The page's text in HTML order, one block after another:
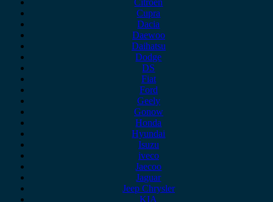
Citroen
Cupra
Dacia
Daewoo
Daihatsu
Dodge
DS
Fiat
Ford
Geely
Gonow
Honda
Hyundai
Isuzu
iveco
Jaecoo
Jaguar
Jeep Chrysler
KIA